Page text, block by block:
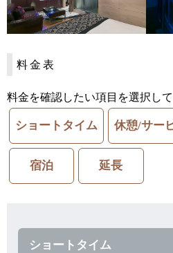
料金表
料金を確認したい項目を選択して
ショートタイム 休憩/サー
宿泊 延長
ショートタイム